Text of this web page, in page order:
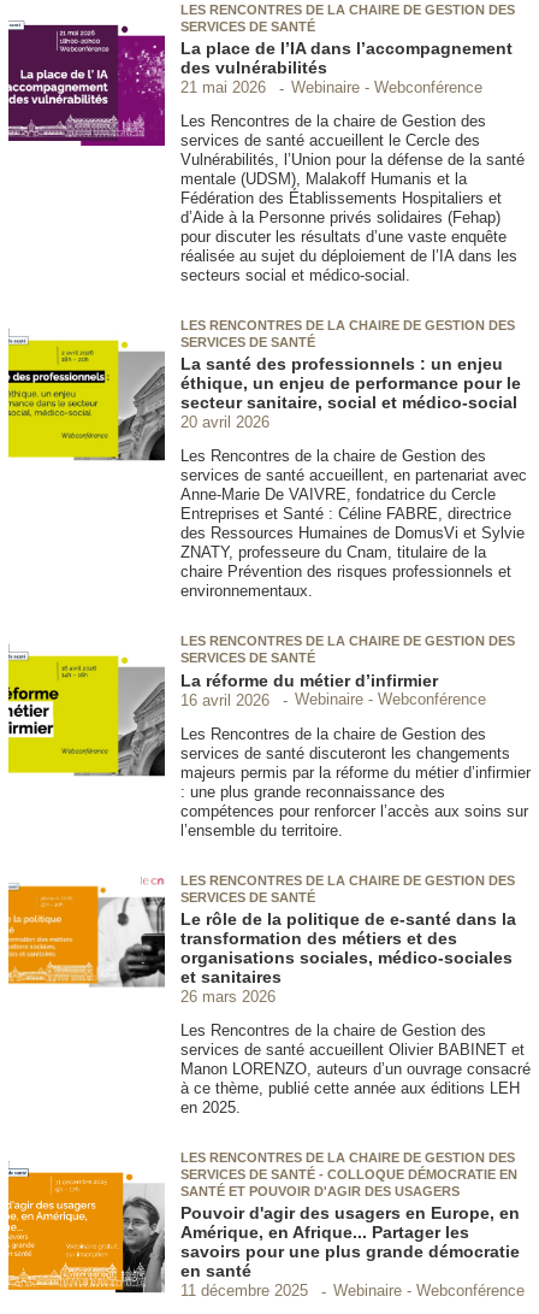
LES RENCONTRES DE LA CHAIRE DE GESTION DES
SERVICES DE SANTÉ
La place de l’IA dans l’accompagnement
des vulnérabilités
21 mai 2026
Webinaire - Webconférence
Les Rencontres de la chaire de Gestion des
services de santé accueillent le Cercle des
Vulnérabilités, l’Union pour la défense de la santé
mentale (UDSM), Malakoff Humanis et la
Fédération des Établissements Hospitaliers et
d’Aide à la Personne privés solidaires (Fehap)
pour discuter les résultats d’une vaste enquête
réalisée au sujet du déploiement de l’IA dans les
secteurs social et médico-social.
LES RENCONTRES DE LA CHAIRE DE GESTION DES
SERVICES DE SANTÉ
La santé des professionnels : un enjeu
éthique, un enjeu de performance pour le
secteur sanitaire, social et médico-social
20 avril 2026
Les Rencontres de la chaire de Gestion des
services de santé accueillent, en partenariat avec
Anne-Marie De VAIVRE, fondatrice du Cercle
Entreprises et Santé : Céline FABRE, directrice
des Ressources Humaines de DomusVi et Sylvie
ZNATY, professeure du Cnam, titulaire de la
chaire Prévention des risques professionnels et
environnementaux.
LES RENCONTRES DE LA CHAIRE DE GESTION DES
SERVICES DE SANTÉ
La réforme du métier d’infirmier
16 avril 2026
Webinaire - Webconférence
Les Rencontres de la chaire de Gestion des
services de santé discuteront les changements
majeurs permis par la réforme du métier d’infirmier
: une plus grande reconnaissance des
compétences pour renforcer l’accès aux soins sur
l’ensemble du territoire.
LES RENCONTRES DE LA CHAIRE DE GESTION DES
SERVICES DE SANTÉ
Le rôle de la politique de e-santé dans la
transformation des métiers et des
organisations sociales, médico-sociales
et sanitaires
26 mars 2026
Les Rencontres de la chaire de Gestion des
services de santé accueillent Olivier BABINET et
Manon LORENZO, auteurs d’un ouvrage consacré
à ce thème, publié cette année aux éditions LEH
en 2025.
LES RENCONTRES DE LA CHAIRE DE GESTION DES
SERVICES DE SANTÉ - COLLOQUE DÉMOCRATIE EN
SANTÉ ET POUVOIR D'AGIR DES USAGERS
Pouvoir d'agir des usagers en Europe, en
Amérique, en Afrique... Partager les
savoirs pour une plus grande démocratie
en santé
11 décembre 2025
Webinaire - Webconférence